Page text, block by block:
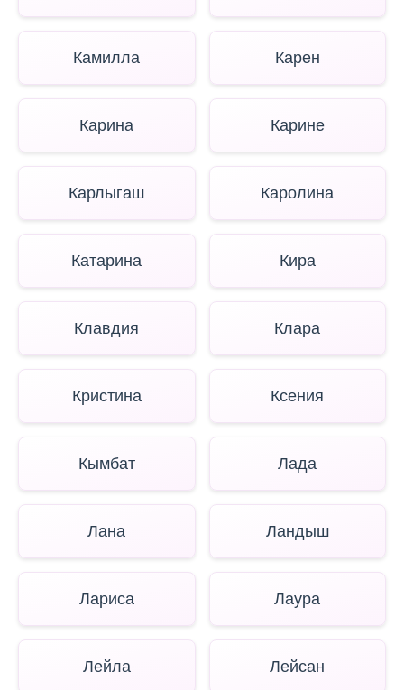
Камилла Карен
Карина Карине
Карлыгаш Каролина
Катарина Кира
Клавдия Клара
Кристина Ксения
Кымбат Лада
Лана Ландыш
Лариса Лаура
Лейла Лейсан